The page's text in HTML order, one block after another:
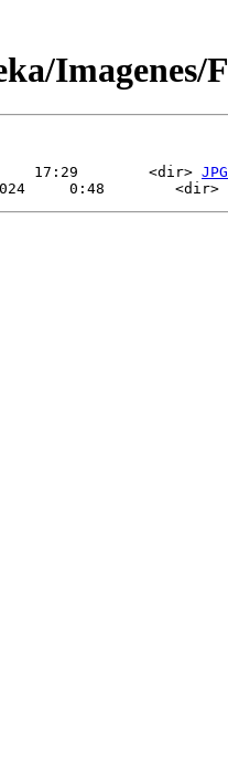
Imagenes/
17:29        <dir> JPG
2024     0:48        <dir>